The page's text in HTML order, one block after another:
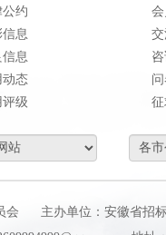
公约
息
息
动态
级
会 主办单位：安徽省招